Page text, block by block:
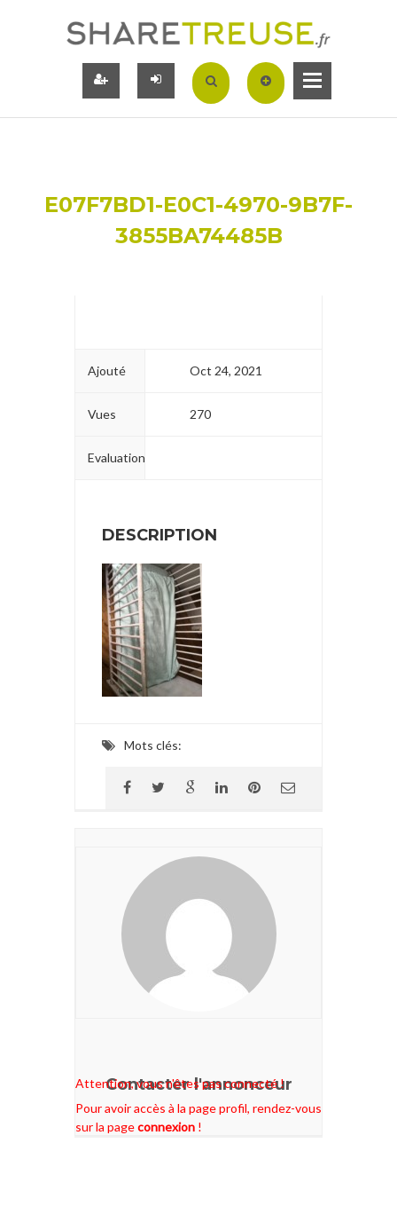
E07F7BD1-E0C1-4970-9B7F-
3855BA74485B
Ajouté Oct 24, 2021
Vues 270
Evaluation
DESCRIPTION
Mots clés:
Contacter l'annonceur
Attention, vous n'êtes pas connecté !
Pour avoir accès à la page profil, rendez-vous
sur la pageconnexion !